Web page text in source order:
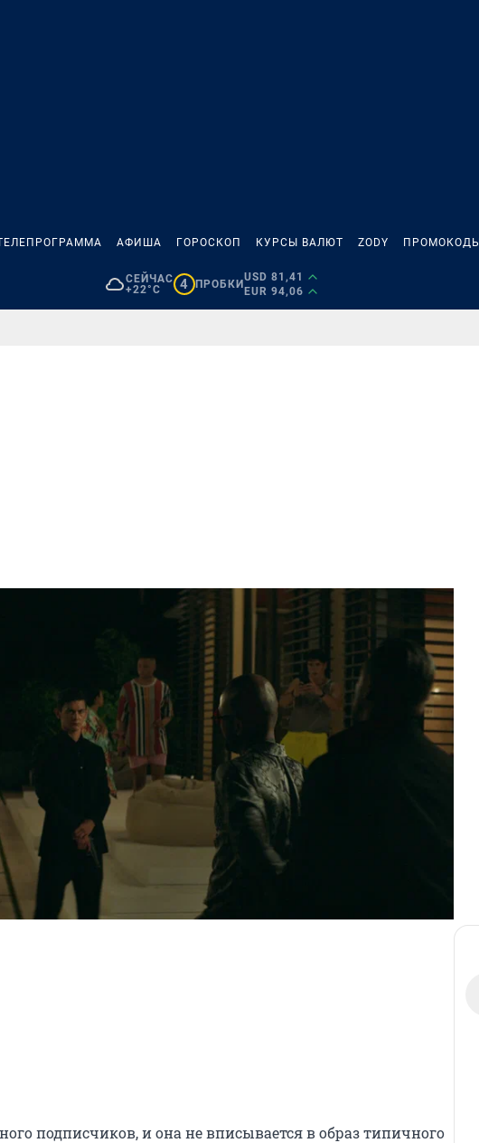
АФИША ГОРОСКОП КУРСЫ ВАЛЮТ ZODY ПРОМОКОДЫ
СЕЙЧАС
+22°C
4 ПРОБКИ
USD 81,41
EUR 94,06
подписчиков, и она не вписывается в образ типичного